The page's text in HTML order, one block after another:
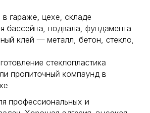
гараже, цехе, складе
бассейна, подвала, фундамента
клей — металл, бетон, стекло,
стеклопластика
пропиточный компаунд в
профессиональных и